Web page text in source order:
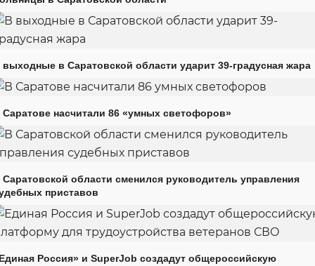
выходные в Саратовской области ударит 39-градусная жара
Саратове насчитали 86 «умных светофоров»
Саратовской области сменился руководитель управления
приставов
Россия» и SuperJob создадут общероссийскую